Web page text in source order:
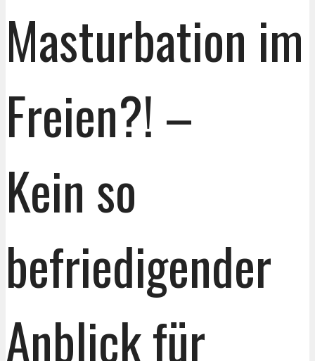
Masturbation im
Freien?! –
Kein so
befriedigender
Anblick für